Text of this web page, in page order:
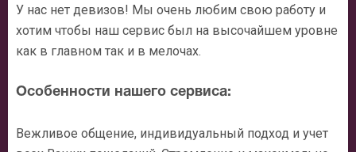
У нас нет девизов! Мы очень любим свою работу и
хотим чтобы наш сервис был на высочайшем уровне
как в главном так и в мелочах.
Особенности нашего сервиса:
Вежливое общение, индивидуальный подход и учет